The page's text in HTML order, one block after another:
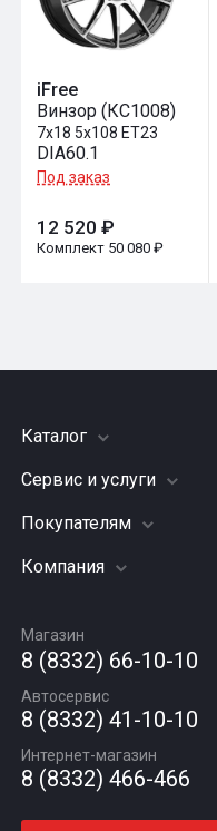
iFree
Винзор (КС1008)
7x18 5x108 ET23
DIA60.1
Под заказ
12 520 ₽
Комплект 50 080 ₽
Каталог
Шины
Грузовые шины
Диски
Автомасла
Сервис и услуги
Заправка кондиционера
Подвеска (ходовая часть)
Шиномонтаж
Покупателям
Акции
Гарантии и возврат
Компания
Вакансии
Новости
Статьи
Контакты
Магазин
8 (8332) 66-10-10
Автосервис
8 (8332) 41-10-10
Интернет-магазин
8 (8332) 466-466